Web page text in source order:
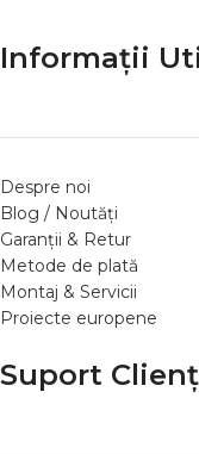
Informații
Despre noi
Blog / Noutăți
Garanții & Retur
Metode de plată
Montaj & Servicii
Proiecte europene
Suport